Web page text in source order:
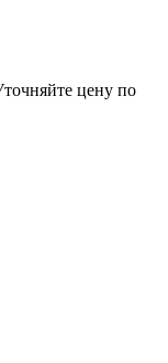
цену по